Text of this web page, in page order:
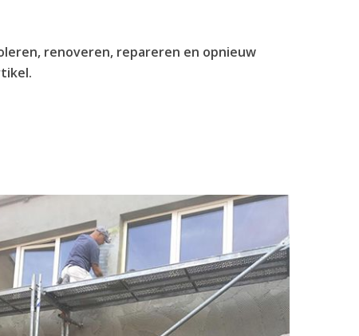
renoveren, repareren en opnieuw